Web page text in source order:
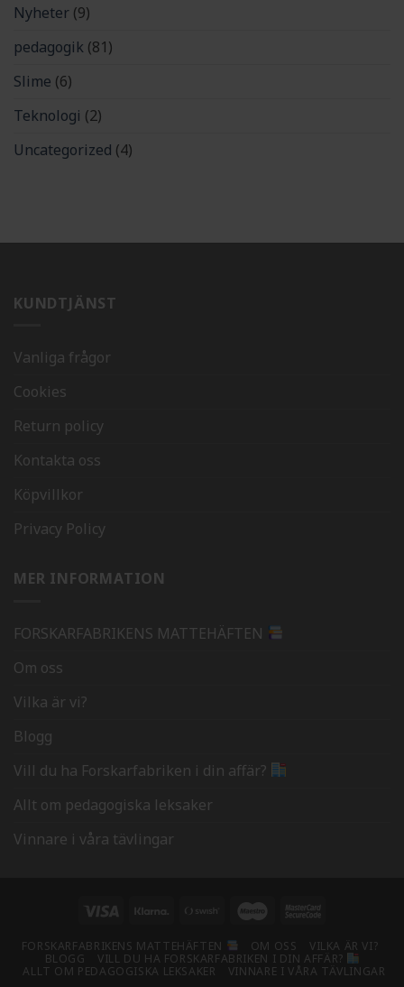
Nyheter (9)
pedagogik (81)
Slime (6)
Teknologi (2)
Uncategorized (4)
KUNDTJÄNST
Vanliga frågor
Cookies
Return policy
Kontakta oss
Köpvillkor
Privacy Policy
MER INFORMATION
FORSKARFABRIKENS MATTEHÄFTEN
Om oss
Vilka är vi?
Blogg
Vill du ha Forskarfabriken i din affär?
Allt om pedagogiska leksaker
Vinnare i våra tävlingar
Visa Klarna
Swish
Maestro
FORSKARFABRIKENS MATTEHÄFTEN OM OSS
VILKA ÄR VI?
BLOGG
VILL DU HA FORSKARFABRIKEN I DIN AFFÄR?
ALLT OM PEDAGOGISKA LEKSAKER
VINNARE I VÅRA TÄVLINGAR